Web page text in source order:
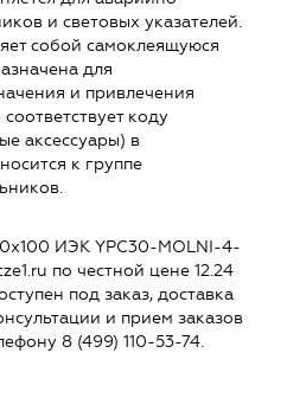
и световых указателей.
собой самоклеящуюся
для
и привлечения
коду
аксессуары) в
к группе
ИЭК YPC30-MOLNI-4-
по честной цене 12.24
под заказ, доставка
и прием заказов
8 (499) 110-53-74.